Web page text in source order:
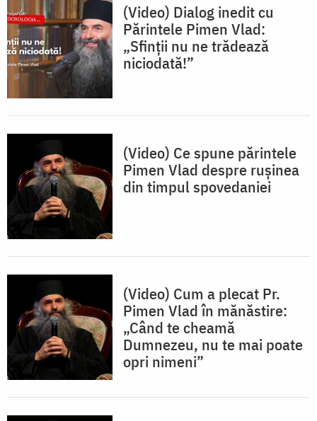
(Video) Dialog inedit cu
Părintele Pimen Vlad:
„Sfinții nu ne trădează
niciodată!”
(Video) Ce spune părintele
Pimen Vlad despre rușinea
din timpul spovedaniei
(Video) Cum a plecat Pr.
Pimen Vlad în mănăstire:
„Când te cheamă
Dumnezeu, nu te mai poate
opri nimeni”